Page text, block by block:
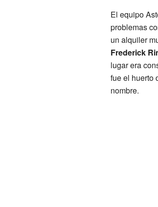
El equipo
problemas
un alquiler
Frederick
lugar era
fue el huerto
nombre.